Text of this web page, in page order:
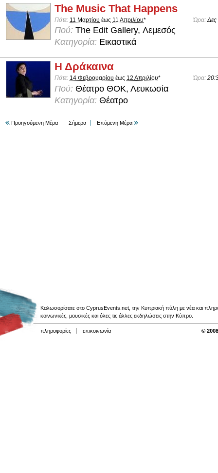
The Music That Happens
Πότε: 11 Μαρτίου έως 11 Απριλίου* Ώρα:Δες
Πού: The Edit Gallery, Λεμεσός
Κατηγορία: Εικαστικά
Η Δράκαινα
Πότε: 14 Φεβρουαρίου έως 12 Απριλίου* Ώρα:
Πού: Θέατρο ΘΟΚ, Λευκωσία
Κατηγορία: Θέατρο
Προηγούμενη Μέρα Σήμερα Επόμενη Μέρα
Καλωσορίσατε στο CyprusEvents.net, την Κυπριακή πύλη με νέα και
κοινωνικές, μουσικές και όλες τις άλλες εκδηλώσεις στην Κύπρο.
πληροφορίες επικοινωνία ©